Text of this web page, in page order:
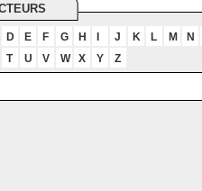
D E F G H J K L M N
T
U V W X Y Z